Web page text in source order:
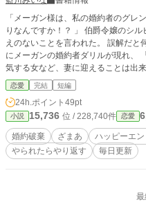
「メーガン様は、私の婚約者のグレ
りなんですか！？ 」 伯爵令嬢のシルビア様から話があると呼び出され、身に覚
えのないことを言われた。 誤解だと何度言っても信じてもらえず、偶然その場
にメーガンの婚約者ダリルが現れ、 「メーガン、お前との婚約は破棄する！ 浮
気する女など、妻に迎えることは出来ない！」 と、婚約を破棄
だがそれは、仕組まれた罠だった。 設定ゆるゆるの架空の世界のお話です。 全
10話で完結になります。
恋愛 完結 短編
24h.ポイント 49pt
小説 15,736 位 / 228,740件 恋愛
婚約破棄 ざまあ ハッピーエ
やられたらやり返す
毎日更新